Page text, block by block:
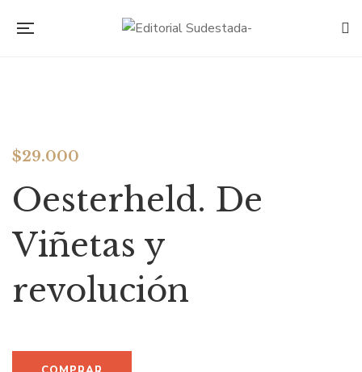
$29.000
Oesterheld. De
Viñetas y
revolución